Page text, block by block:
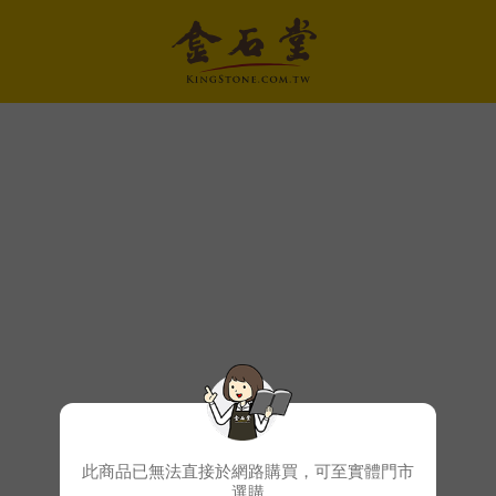
此商品已無法直接於網路購買，可至實體門市
選購